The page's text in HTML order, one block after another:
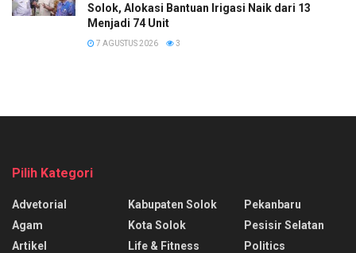
Solok, Alokasi Bantuan Irigasi Naik dari 13
Menjadi 74 Unit
7 AGUSTUS 2026 3
Pilih Kategori
Advetorial
Agam
Artikel
Kabupaten Solok
Kota Solok
Life & Fitness
Pekanbaru
Pesisir Selatan
Politics